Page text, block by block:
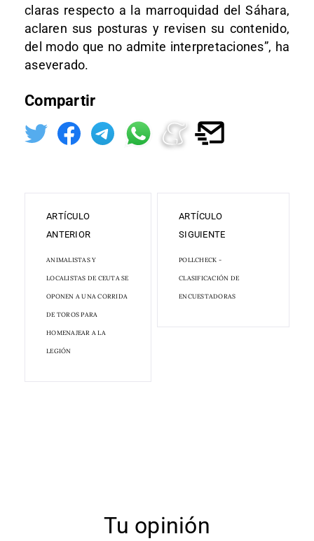
claras respecto a la marroquidad del Sáhara,
aclaren sus posturas y revisen su contenido,
del modo que no admite interpretaciones”, ha
aseverado.
Compartir
ARTÍCULO
ANTERIOR
ANIMALISTAS Y
LOCALISTAS DE CEUTA SE
OPONEN A UNA CORRIDA
DE TOROS PARA
HOMENAJEAR A LA
LEGIÓN
ARTÍCULO
SIGUIENTE
POLLCHECK -
CLASIFICACIÓN DE
ENCUESTADORAS
Tu opinión